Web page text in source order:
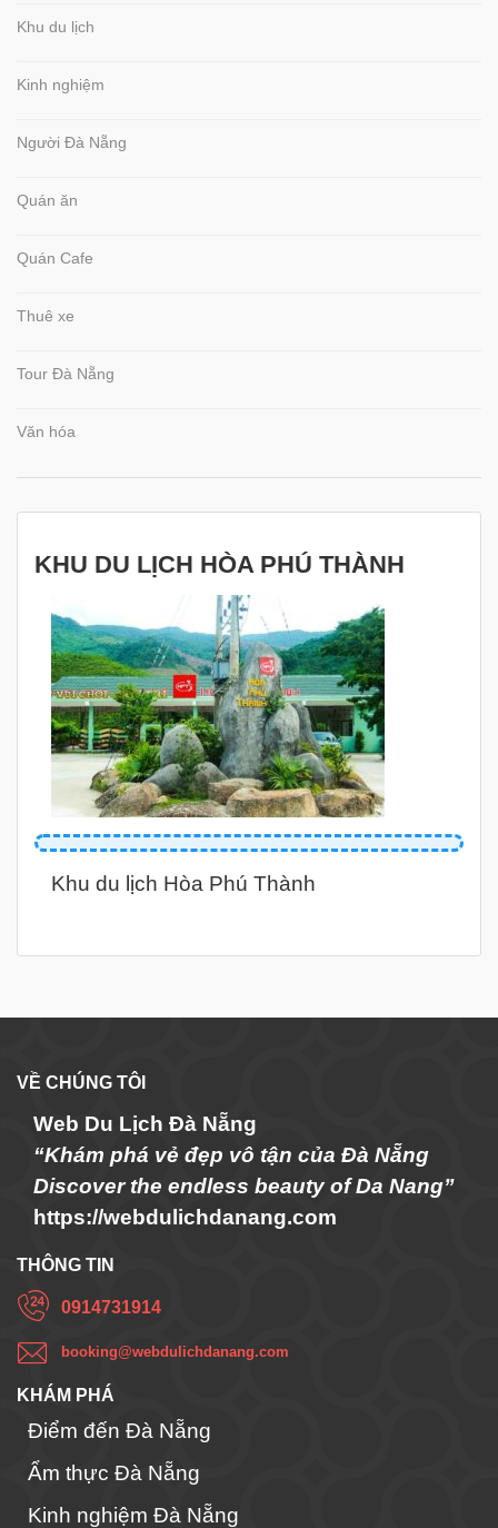
Khu du lịch
Kinh nghiệm
Người Đà Nẵng
Quán ăn
Quán Cafe
Thuê xe
Tour Đà Nẵng
Văn hóa
KHU DU LỊCH HÒA PHÚ THÀNH
Khu du lịch Hòa Phú Thành
VỀ CHÚNG TÔI
Web Du Lịch Đà Nẵng
“Khám phá vẻ đẹp vô tận của Đà Nẵng
Discover the endless beauty of Da Nang”
https://webdulichdanang.com
THÔNG TIN
0914731914
booking@webdulichdanang.com
KHÁM PHÁ
Điểm đến Đà Nẵng
Ẩm thực Đà Nẵng
Kinh nghiệm Đà Nẵng